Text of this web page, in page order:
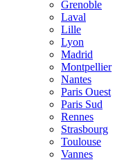
Grenoble
Laval
Lille
Lyon
Madrid
Montpellier
Nantes
Paris Ouest
Paris Sud
Rennes
Strasbourg
Toulouse
Vannes